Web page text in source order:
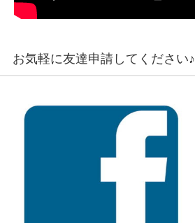
お気軽に友達申請してください♪